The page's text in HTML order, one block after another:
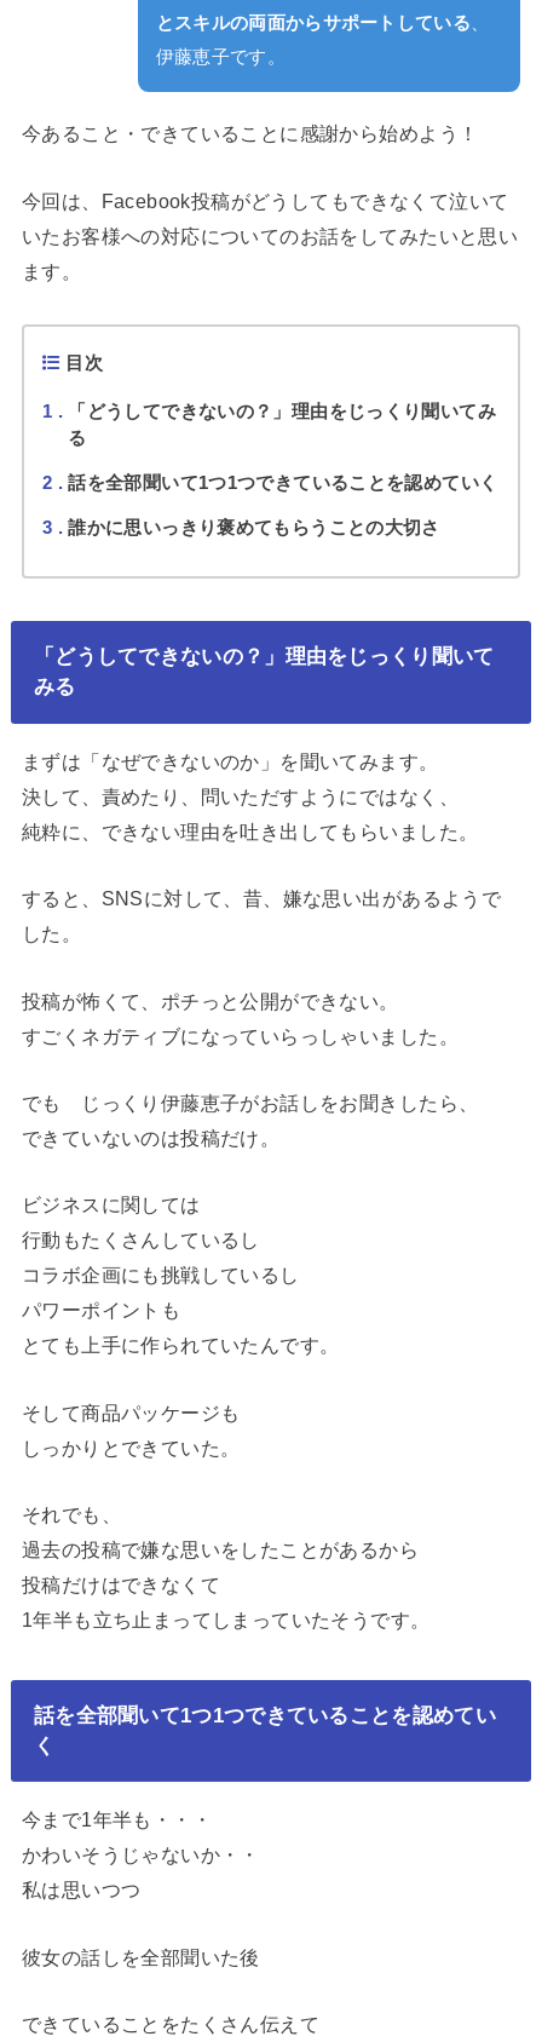
とスキルの両面からサポートしている
伊藤恵子です。
今あること・できていることに感謝から始めよう！
今回は、Facebook投稿がどうしてもできなくて泣いて
いたお客様への対応についてのお話をしてみたいと思い
ます。
目次
1
「どうしてできないの？」理由をじっくり聞いてみ
る
2 話を全部聞いて1つ1つできていることを認めていく
3 誰かに思いっきり褒めてもらうことの大切さ
「どうしてできないの？」理由をじっくり聞いて
みる
まずは「なぜできないのか」を聞いてみます。
決して、責めたり、問いただすようにではなく、
純粋に、できない理由を吐き出してもらいました。
すると、SNSに対して、昔、嫌な思い出があるようで
した。
投稿が怖くて、ポチっと公開ができない。
すごくネガティブになっていらっしゃいました。
でも じっくり伊藤恵子がお話しをお聞きしたら、
できていないのは投稿だけ。
ビジネスに関しては
行動もたくさんしているし
コラボ企画にも挑戦しているし
パワーポイントも
とても上手に作られていたんです。
そして商品パッケージも
しっかりとできていた。
それでも、
過去の投稿で嫌な思いをしたことがあるから
投稿だけはできなくて
1年半も立ち止まってしまっていたそうです。
話を全部聞いて1つ1つできていることを認めてい
く
今まで1年半も・・・
かわいそうじゃないか・・
私は思いつつ
彼女の話しを全部聞いた後
できていることをたくさん伝えて